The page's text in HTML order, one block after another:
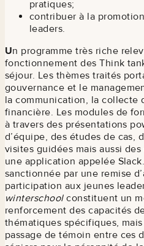
pratiques;
contribuer à la
leaders.
Un programme très riche
fonctionnement des Think
séjour. Les thèmes traités
gouvernance et le
la communication, la collecte
financière. Les modules de
à travers des présentations
d’équipe, des études de cas,
visites guidées mais aussi
une application appelée
sanctionnée par une remise
participation aux jeunes
winterschoolconstituent un
renforcement des capacités
thématiques spécifiques,
passage de témoin entre ces